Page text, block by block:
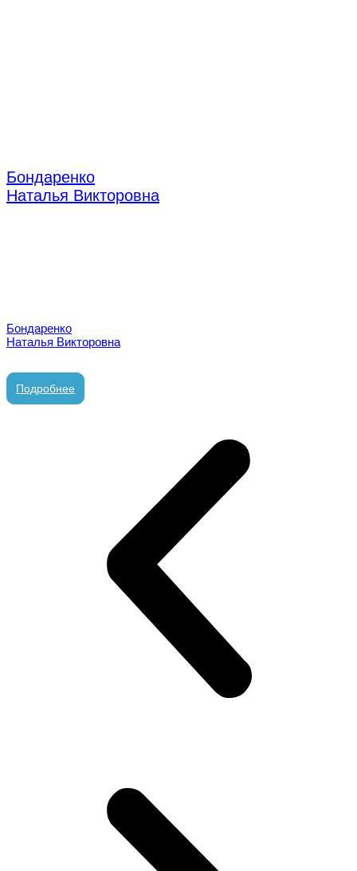
Бондаренко
Наталья Викторовна
Бондаренко
Наталья Викторовна
Подробнее